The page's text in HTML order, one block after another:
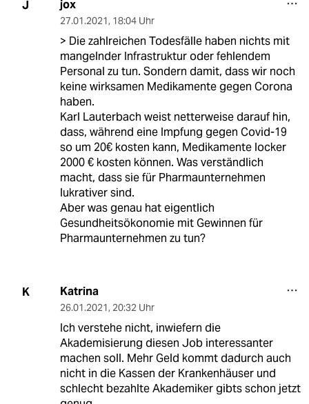
J jox
27.01.2021, 18:04 Uhr
> Die zahlreichen Todesfälle haben nichts mit
mangelnder Infrastruktur oder fehlendem
Personal zu tun. Sondern damit, dass wir noch
keine wirksamen Medikamente gegen Corona
haben.
Karl Lauterbach weist netterweise darauf hin,
dass, während eine Impfung gegen Covid-19
so um 20€ kosten kann, Medikamente locker
2000 € kosten können. Was verständlich
macht, dass sie für Pharmaunternehmen
lukrativer sind.
Aber was genau hat eigentlich
Gesundheitsökonomie mit Gewinnen für
Pharmaunternehmen zu tun?
K Katrina
26.01.2021, 20:32 Uhr
Ich verstehe nicht, inwiefern die
Akademisierung diesen Job interessanter
machen soll. Mehr Geld kommt dadurch auch
nicht in die Kassen der Krankenhäuser und
schlecht bezahlte Akademiker gibts schon jetzt